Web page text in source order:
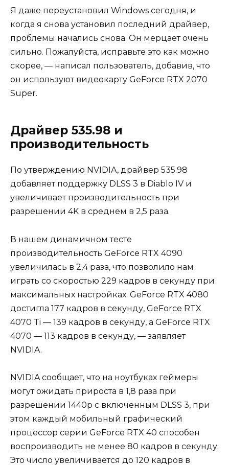
Я даже переустановил Windows сегодня, и
когда я снова установил последний драйвер,
проблемы начались снова. Он мерцает очень
сильно. Пожалуйста, исправьте это как можно
скорее, — написал пользователь, добавив, что
он используют видеокарту GeForce RTX 2070
Super.
Драйвер 535.98 и
производительность
По утверждению NVIDIA, драйвер 535.98
добавляет поддержку DLSS 3 в Diablo IV и
увеличивает производительность при
разрешении 4K в среднем в 2,5 раза.
В нашем динамичном тесте
производительность GeForce RTX 4090
увеличилась в 2,4 раза, что позволило нам
играть со скоростью 229 кадров в секунду при
максимальных настройках. GeForce RTX 4080
достигла 177 кадров в секунду, GeForce RTX
4070 Ti — 139 кадров в секунду, а GeForce RTX
4070 — 113 кадров в секунду, — заявляет
NVIDIA.
NVIDIA сообщает, что на ноутбуках геймеры
могут ожидать прироста в 1,8 раза при
разрешении 1440p с включенным DLSS 3, при
этом каждый мобильный графический
процессор серии GeForce RTX 40 способен
воспроизводить не менее 80 кадров в секунду.
Это число увеличивается до 120 кадров в